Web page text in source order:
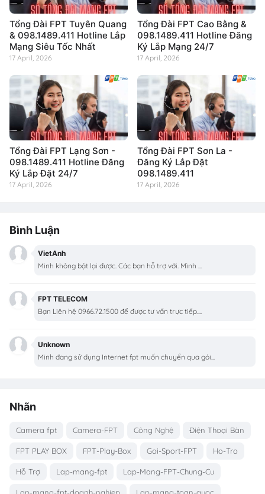
Tổng Đài FPT Tuyên Quang
& 098.1489.411 Hotline Lắp
Mạng Siêu Tốc Nhất
17 April, 2026
Tổng Đài FPT Cao Bằng &
098.1489.411 Hotline Đăng
Ký Lắp Mạng 24/7
17 April, 2026
Tổng Đài FPT Lạng Sơn -
098.1489.411 Hotline Đăng
Ký Lắp Đặt 24/7
17 April, 2026
Tổng Đài FPT Sơn La -
Đăng Ký Lắp Đặt
098.1489.411
17 April, 2026
Bình Luận
VietAnh
Mình không bật lại được. Các bạn hỗ trợ với. Mình ...
FPT TELECOM
Bạn Liên hệ 0966.72.1500 để được tư vấn trực tiếp....
Unknown
Mình đang sử dụng Internet fpt muốn chuyển qua gói...
Nhãn
Camera fpt Camera-FPT Công Nghệ Điện Thoại Bàn
FPT PLAY BOX FPT-Play-Box Goi-Sport-FPT Ho-Tro
Hỗ Trợ Lap-mang-fpt Lap-Mang-FPT-Chung-Cu